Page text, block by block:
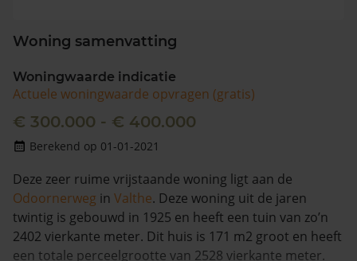
Woning samenvatting
Woningwaarde indicatie
Actuele woningwaarde opvragen (gratis)
€ 300.000 - € 400.000
Berekend op 01-01-2021
Deze zeer ruime vrijstaande woning ligt aan de
Odoornerweg in Valthe. Deze woning uit de jaren
twintig is gebouwd in 1925 en heeft een tuin van zo’n
2402 vierkante meter. Dit huis is 171 m2 groot en heeft
een totale perceelgrootte van 2528 vierkante meter.